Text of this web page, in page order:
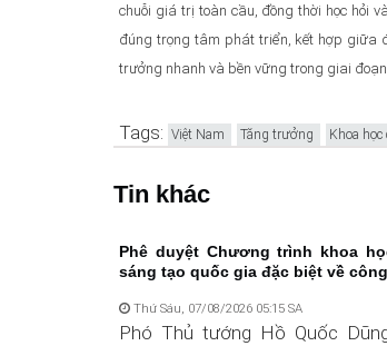
chuỗi giá trị toàn cầu, đồng thời học hỏi
đúng trọng tâm phát triển, kết hợp giữa
trưởng nhanh và bền vững trong giai đoạn
Tags: Việt Nam Tăng trưởng Khoa học
Tin khác
Phê duyệt Chương trình khoa
sáng tạo quốc gia đặc biệt về
Thứ Sáu, 07/08/2026 05:15 SA
Phó Thủ tướng Hồ Quốc